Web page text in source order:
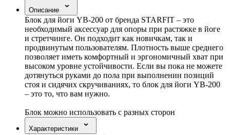
Описание
Блок для йоги YB-200 от бренда STARFIT – это
необходимый аксессуар для опоры при растяжке в йоге
и стретчинге. Он подходит как новичкам, так и
продвинутым пользователям. Плотность выше среднего
позволяет иметь комфортный и эргономичный хват при
высоком уровне устойчивости. Если вы пока не можете
дотянуться руками до пола при выполнении позиций
стоя и сидячих скручиваниях, то блок для йоги YB-200
– это то, что вам нужно.
Блок можно использовать с разных сторон
Характеристики